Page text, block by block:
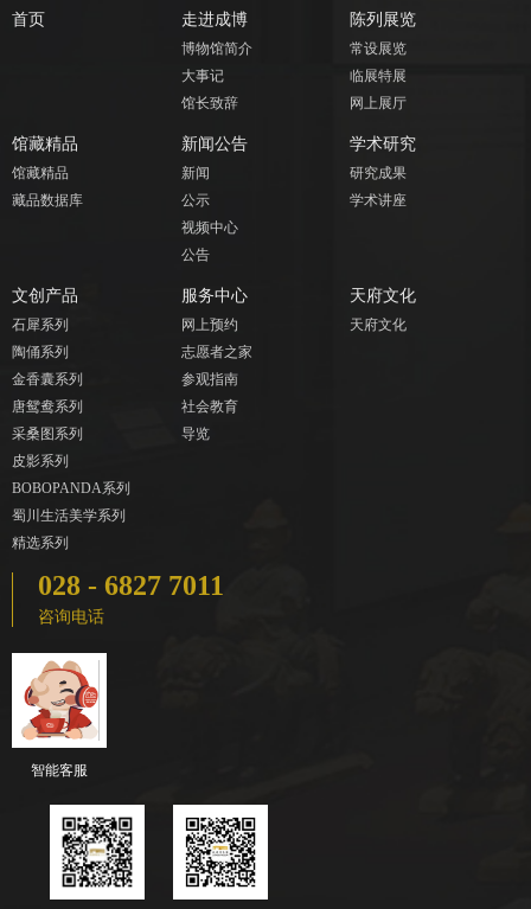
首页 走进成博
博物馆简介
大事记
馆长致辞
陈列展览
常设展览
临展特展
网上展厅
馆藏精品
馆藏精品
藏品数据库
新闻公告
新闻
公示
视频中心
公告
学术研究
研究成果
学术讲座
文创产品
石犀系列
陶俑系列
金香囊系列
唐鸳鸯系列
采桑图系列
皮影系列
BOBOPANDA系列
蜀川生活美学系列
精选系列
服务中心
网上预约
志愿者之家
参观指南
社会教育
导览
天府文化
天府文化
028 - 6827 7011
咨询电话
智能客服